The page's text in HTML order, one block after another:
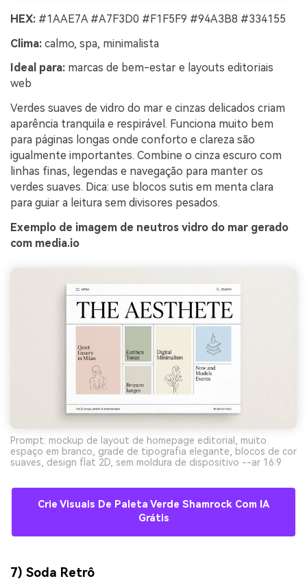
HEX: #1AAE7A #A7F3D0 #F1F5F9 #94A3B8 #334155
Clima: calmo, spa, minimalista
Ideal para: marcas de bem-estar e layouts editoriais
web
Verdes suaves de vidro do mar e cinzas delicados criam
aparência tranquila e respirável. Funciona muito bem
para páginas longas onde conforto e clareza são
igualmente importantes. Combine o cinza escuro com
linhas finas, legendas e navegação para manter os
verdes suaves. Dica: use blocos sutis em menta clara
para guiar a leitura sem divisores pesados.
Exemplo de imagem de neutros vidro do mar gerado
com media.io
Prompt: mockup de layout de homepage editorial, muito
espaço em branco, grade de tipografia elegante, blocos de cor
suaves, design flat 2D, sem moldura de dispositivo --ar 16:9
Crie Visuais De Paleta Verde Shamrock Com IA
Grátis
7) Soda Retrô